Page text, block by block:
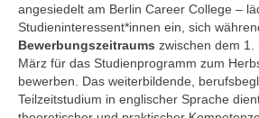
angesiedelt am Berlin Career College –
Studieninteressent*innen ein, sich
Bewerbungszeitraums zwischen dem 1.
März für das Studienprogramm zum
bewerben. Das weiterbildende,
Teilzeitstudium in englischer Sprache